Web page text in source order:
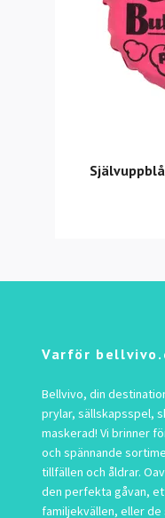
Varför
Bellvivo, din
prylar, sällskapsspel,
maskerad! Vi brinner
och spännande
tillfällen och åldrar.
den perfekta gåvan,
familjekvällen, eller